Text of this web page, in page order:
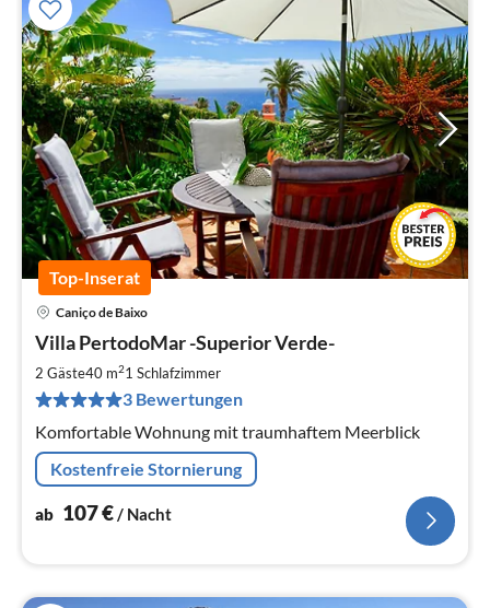
Top-Inserat
Caniço de Baixo
Villa PertodoMar -Superior Verde-
2 Gäste40 m21 Schlafzimmer
3 Bewertungen
Komfortable Wohnung mit traumhaftem Meerblick
Kostenfreie Stornierung
ab 107€/ Nacht